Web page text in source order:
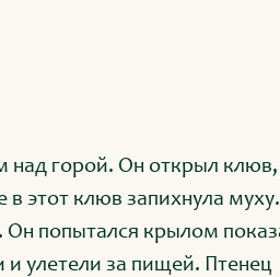
над горой. Он открыл клюв,
этот клюв запихнула
Он попытался крылом
и улетели за пищей. Птенец